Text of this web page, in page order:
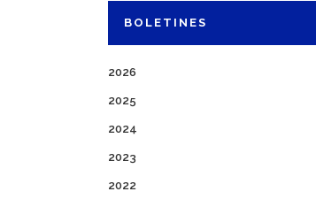
BOLETINES
2026
2025
2024
2023
2022